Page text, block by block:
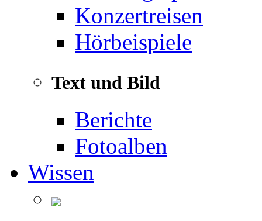
Konzertreisen
Hörbeispiele
Text und Bild
Berichte
Fotoalben
Wissen